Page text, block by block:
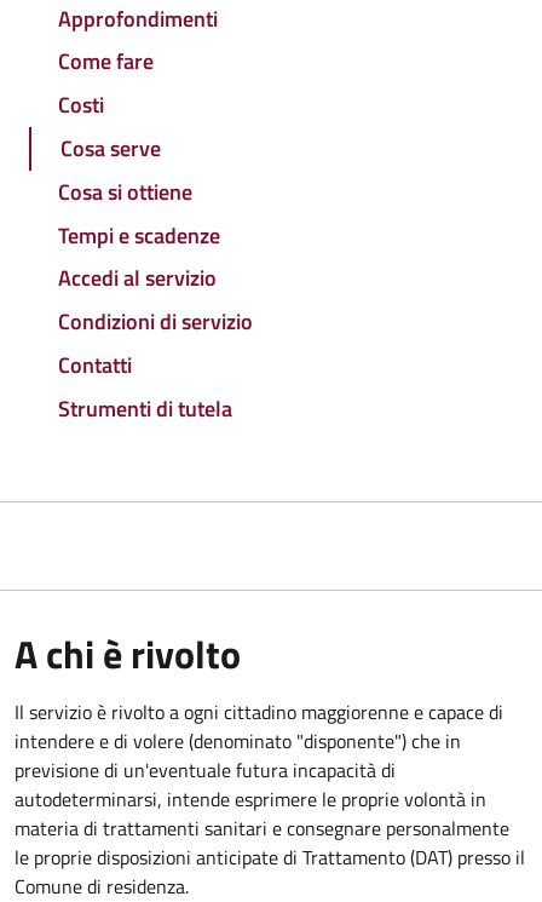
Approfondimenti
Come fare
Costi
Cosa serve
Cosa si ottiene
Tempi e scadenze
Accedi al servizio
Condizioni di servizio
Contatti
Strumenti di tutela
A chi è rivolto
Il servizio è rivolto a ogni cittadino maggiorenne e capace di
intendere e di volere (denominato "disponente") che in
previsione di un'eventuale futura incapacità di
autodeterminarsi, intende esprimere le proprie volontà in
materia di trattamenti sanitari e consegnare personalmente
le proprie disposizioni anticipate di Trattamento (DAT) presso il
Comune di residenza.